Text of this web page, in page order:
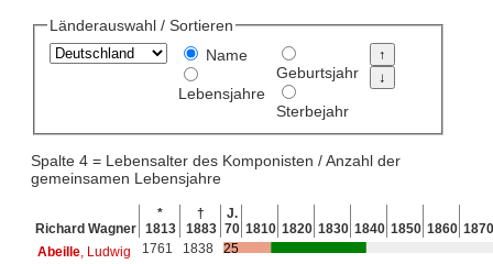
Länderauswahl / Sortieren
Name
Lebensjahre
Geburtsjahr
Sterbejahr
Spalte 4 = Lebensalter des Komponisten / Anzahl der
gemeinsamen Lebensjahre
Richard Wagner
*
1813
†
1883
J.
70 1810 1820 1830 1840 1850 1860 1870
Abeille, Ludwig 1761 1838
25